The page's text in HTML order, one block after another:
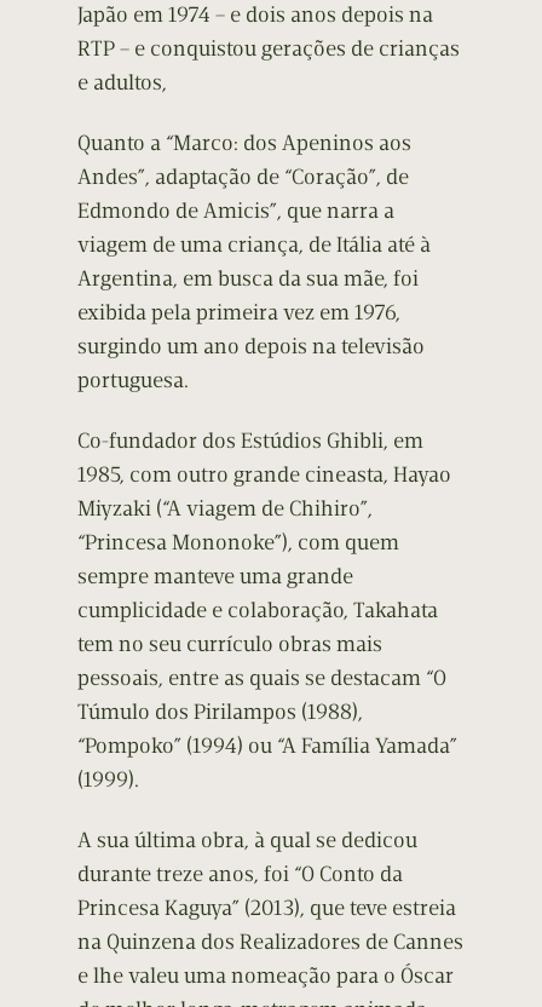
Japão em 1974 – e dois anos depois na
RTP – e conquistou gerações de crianças
e adultos,
Quanto a “Marco: dos Apeninos aos
Andes”, adaptação de “Coração”, de
Edmondo de Amicis”, que narra a
viagem de uma criança, de Itália até à
Argentina, em busca da sua mãe, foi
exibida pela primeira vez em 1976,
surgindo um ano depois na televisão
portuguesa.
Co-fundador dos Estúdios Ghibli, em
1985, com outro grande cineasta, Hayao
Miyzaki (“A viagem de Chihiro”,
“Princesa Mononoke”), com quem
sempre manteve uma grande
cumplicidade e colaboração, Takahata
tem no seu currículo obras mais
pessoais, entre as quais se destacam “O
Túmulo dos Pirilampos (1988),
“Pompoko” (1994) ou “A Família Yamada”
(1999).
A sua última obra, à qual se dedicou
durante treze anos, foi “O Conto da
Princesa Kaguya” (2013), que teve estreia
na Quinzena dos Realizadores de Cannes
e lhe valeu uma nomeação para o Óscar